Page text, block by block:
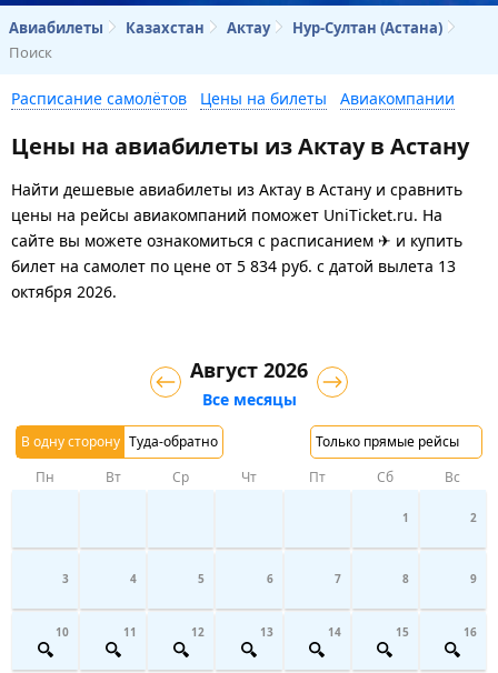
Авиабилеты Казахстан Актау
Нур-Султан (Астана)
Поиск
Расписание самолётов Цены на билеты Авиакомпании
Цены на авиабилеты из Актау в Астану
Найти дешевые авиабилеты из Актау в Астану и сравнить
цены на рейсы авиакомпаний поможет UniTicket.ru. На
сайте вы можете ознакомиться с расписанием ✈ и купить
билет на самолет по цене от 5 834 руб. с датой вылета 13
октября 2026.
В одну сторону Туда-обратно Только прямые рейсы
Август 2026
Все месяцы
Пн Вт Ср Чт Пт Сб Вс
1 2
3 4 5 6 7 8 9
10 11 12 13 14 15 16